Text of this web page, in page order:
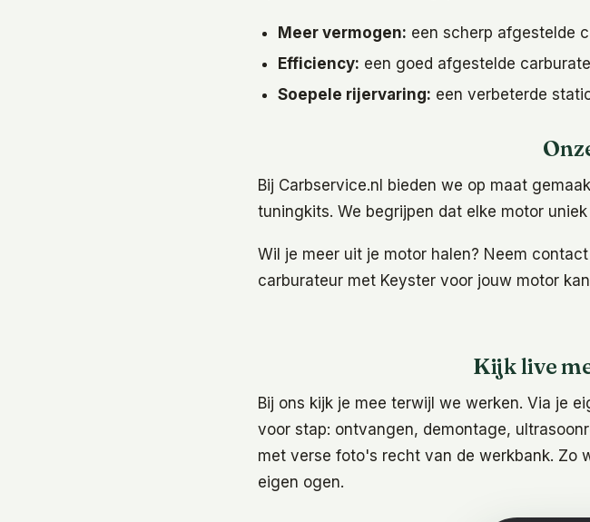
Meer vermogen: een scherp afgestelde
Efficiency: een goed afgestelde
Soepele rijervaring: een verbeterde
Bij Carbservice.nl bieden we op maat
tuningkits. We begrijpen dat elke motor
Wil je meer uit je motor halen? Neem
carburateur met Keyster voor jouw motor
Kijk live
Bij ons kijk je mee terwijl we werken. Via je
voor stap: ontvangen, demontage,
met verse foto's recht van de werkbank. Zo
eigen ogen.